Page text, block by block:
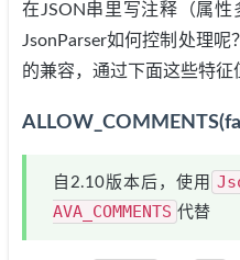
在JSON串里写注释（属性
JsonParser如何控制处理
的兼容，通过下面这些特征
自2.10版本后，使用
AVA_COMMENTS 代替